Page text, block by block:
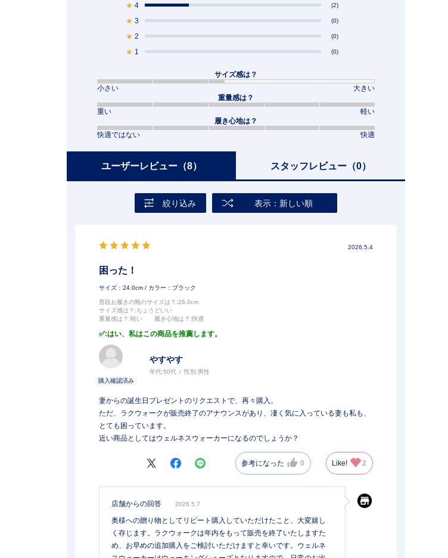
★ 4 (2)
★ 3 (0)
★ 2 (0)
★ 1 (0)
サイズ感は？
小さい
大きい
重量感は？
重い
軽い
履き心地は？
快適ではない
快適
ユーザーレビュー（8） スタッフレビュー（0）
絞り込み 表示：新しい順
2026.5.4
困った！
サイズ：24.0cm / カラー：ブラック
普段お履きの靴のサイズは？ :26.0cm
サイズ感は？ :ちょうどいい
重量感は？ :軽い 履き心地は？ :快適
:はい、私はこの商品を推薦します。
やすやす
年代:50代 性別:男性
妻からの誕生日プレゼントのリクエストで、再々購入。
ただ、ラクウォークが販売終了のアナウンスがあり、凄く気に入っている妻も私も、
とても困っています。
近い商品としてはウェルネスウォーカーになるのでしょうか？
参考になった 0 Like! 2
店舗からの回答 2026.5.7
奥様への贈り物としてリピート購入していただけたこと、大変嬉し
く存じます。ラクウォークは年内をもって販売を終了いたしますた
め、お早めの追加購入をご検討いただけますと幸いです。ウェルネ